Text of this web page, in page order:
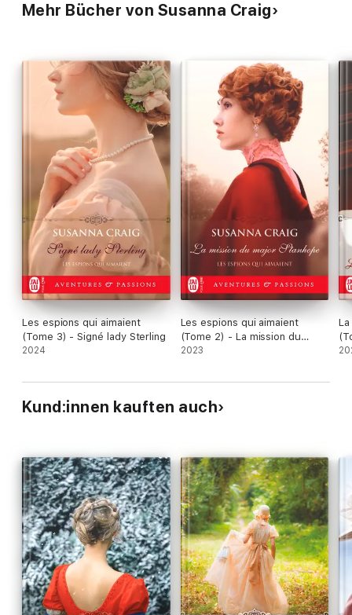
Mehr Bücher von Susanna Craig
Les espions qui aimaient
(Tome 3) - Signé lady Sterling
2024
Les espions qui aimaient
(Tome 2) - La mission du
major Stanhope
2023
Kund:innen kauften auch